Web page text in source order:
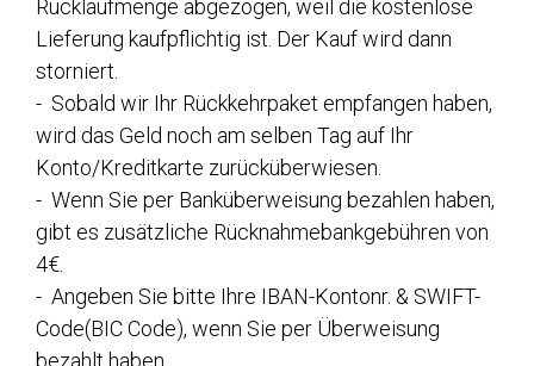
Rücklaufmenge abgezogen, weil die kostenlose
Lieferung kaufpflichtig ist. Der Kauf wird dann
storniert.
- Sobald wir Ihr Rückkehrpaket empfangen haben,
wird das Geld noch am selben Tag auf Ihr
Konto/Kreditkarte zurücküberwiesen.
- Wenn Sie per Banküberweisung bezahlen haben,
gibt es zusätzliche Rücknahmebankgebühren von
4€.
- Angeben Sie bitte Ihre IBAN-Kontonr. & SWIFT-
Code(BIC Code), wenn Sie per Überweisung
bezahlt haben